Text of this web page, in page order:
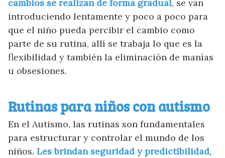
cambios se realizan de forma gradual, se van
introduciendo lentamente y poco a poco para
que el niño pueda percibir el cambio como
parte de su rutina, allí se trabaja lo que es la
flexibilidad y también la eliminación de manías
u obsesiones.
Rutinas para niños con autismo
En el Autismo, las rutinas son fundamentales
para estructurar y controlar el mundo de los
niños. Les brindan seguridad y predictibilidad,